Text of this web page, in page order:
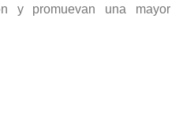
y promuevan una mayor